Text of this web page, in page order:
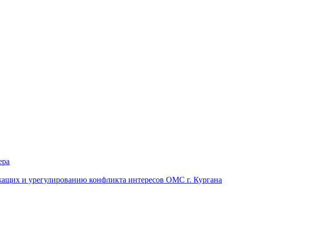
и урегулированию конфликта интересов ОМС г. Кургана